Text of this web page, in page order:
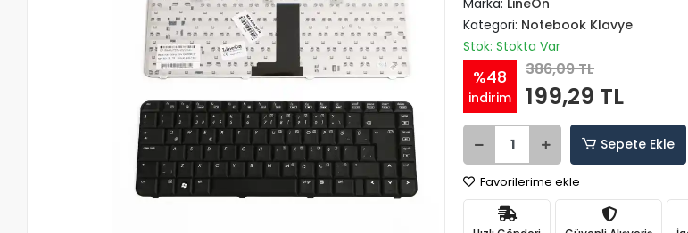
Marka: LineOn
Kategori: Notebook Klavye
Stok: Stokta Var
%48
indirim
386,09 TL
199,29 TL
Sepete Ekle
Favorilerime ekle